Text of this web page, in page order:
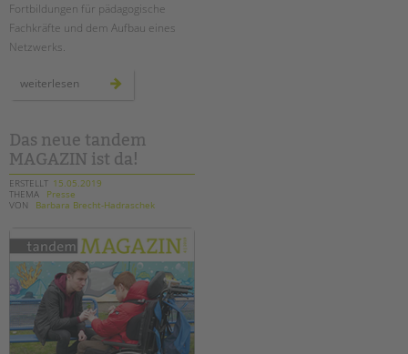
Fortbildungen für pädagogische
Fachkräfte und dem Aufbau eines
Netzwerks.
weiterlesen
projekt:
Das neue tandem
MAGAZIN ist da!
ERSTELLT 15.05.2019
THEMA
Presse
VON
Barbara Brecht-Hadraschek